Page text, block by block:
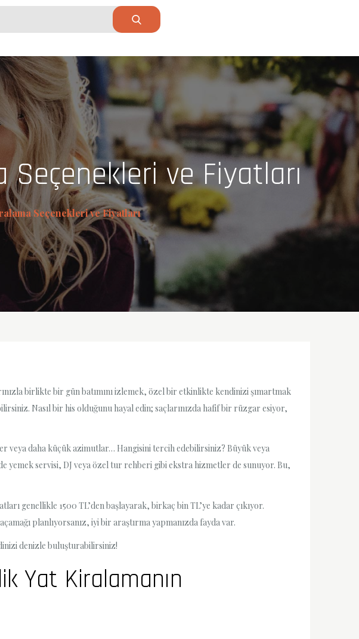
ve Fiyatları
Seçenekleri ve Fiyatları
birlikte bir gün batımını izlemek, özel bir etkinlikte kendinizi şımartmak
Nasıl bir his olduğunu hayal edin; saçlarınızda hafif bir rüzgar esiyor,
veya daha küçük azimutlar… Hangisini tercih edebilirsiniz? Büyük veya
yemek servisi, DJ veya özel tur rehberi gibi ekstra hizmetler de sunuyor. Bu,
genellikle 1500 TL’den başlayarak, birkaç bin TL’ye kadar çıkıyor.
planlıyorsanız, iyi bir araştırma yapmanızda fayda var.
denizle buluşturabilirsiniz!
Yat Kiralamanın